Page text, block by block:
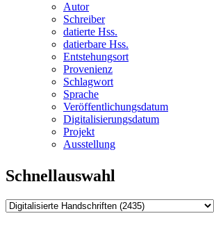
Autor
Schreiber
datierte Hss.
datierbare Hss.
Entstehungsort
Provenienz
Schlagwort
Sprache
Veröffentlichungsdatum
Digitalisierungsdatum
Projekt
Ausstellung
Schnellauswahl